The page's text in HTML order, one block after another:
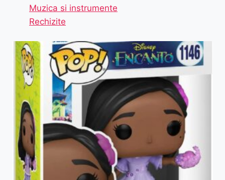
Muzica si instrumente
Rechizite